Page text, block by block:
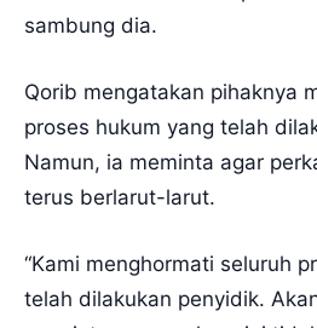
sambung dia.
Qorib mengatakan pihaknya
proses hukum yang telah
Namun, ia meminta agar
terus berlarut-larut.
“Kami menghormati seluruh
telah dilakukan penyidik.